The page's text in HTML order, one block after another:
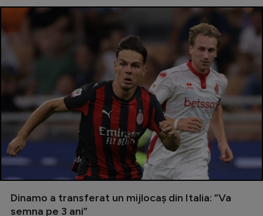
Dinamo a transferat un mijlocaș din Italia: ”Va
semna pe 3 ani”